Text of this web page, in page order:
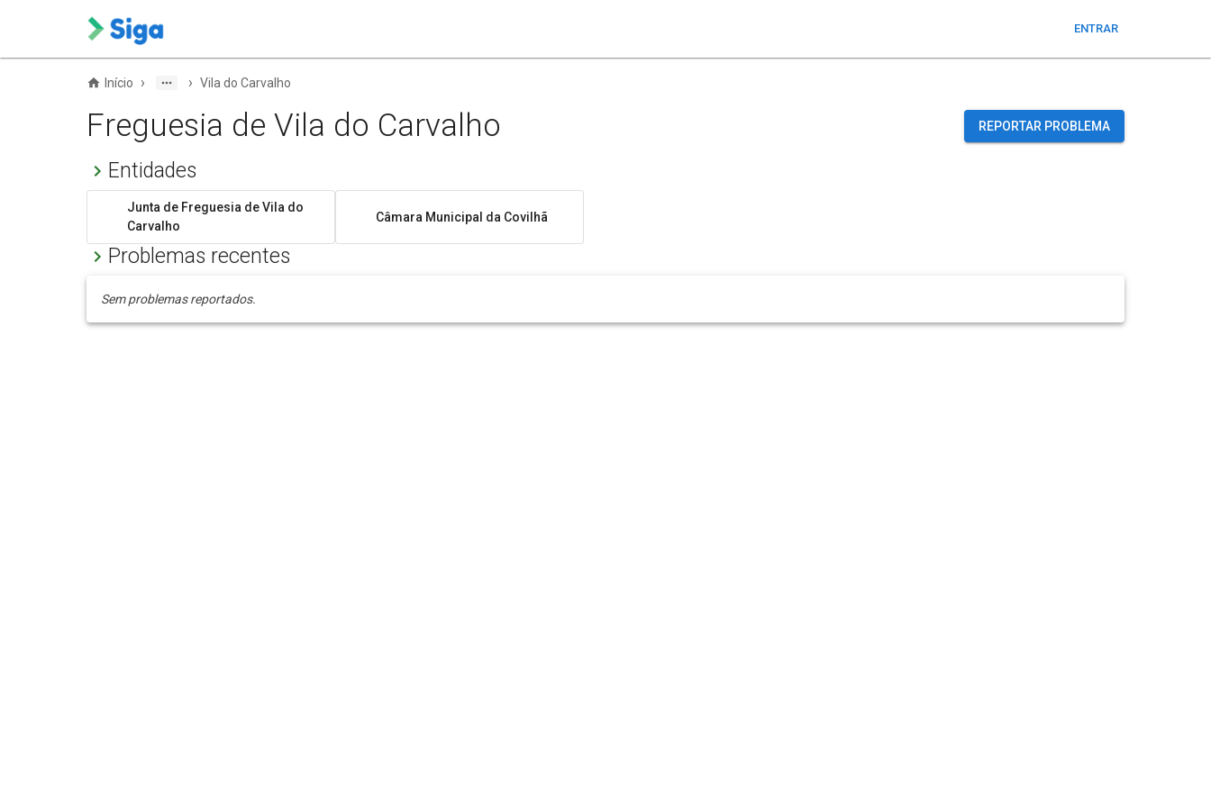
ENTRAR
Início › › Vila do Carvalho
Freguesia de Vila do Carvalho REPORTAR PROBLEMA
Entidades
Junta de Freguesia de Vila do
Carvalho
Câmara Municipal da Covilhã
Problemas recentes
Sem problemas reportados.